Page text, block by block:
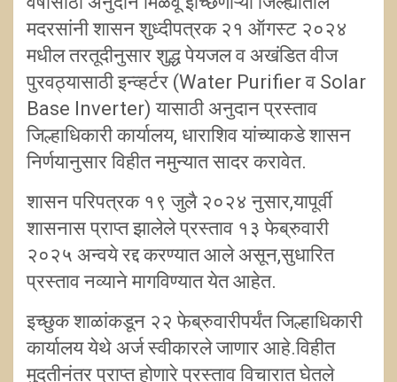
मदरसांनी शासन शुध्दीपत्रक २१ ऑगस्ट २०२४
मधील तरतूदीनुसार शुद्ध पेयजल व अखंडित वीज
पुरवठ्यासाठी इन्व्हर्टर (Water Purifier व Solar
Base Inverter) यासाठी अनुदान प्रस्ताव
जिल्हाधिकारी कार्यालय, धाराशिव यांच्याकडे शासन
निर्णयानुसार विहीत नमुन्यात सादर करावेत.
शासन परिपत्रक १९ जुलै २०२४ नुसार,यापूर्वी
शासनास प्राप्त झालेले प्रस्ताव १३ फेब्रुवारी
२०२५ अन्वये रद्द करण्यात आले असून,सुधारित
प्रस्ताव नव्याने मागविण्यात येत आहेत.
इच्छुक शाळांकडून २२ फेब्रुवारीपर्यंत जिल्हाधिकारी
कार्यालय येथे अर्ज स्वीकारले जाणार आहे.विहीत
मुदतीनंतर प्राप्त होणारे प्रस्ताव विचारात घेतले